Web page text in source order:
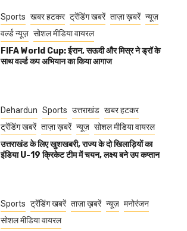
Sports खबर हटकर ट्रेंडिंग खबरें ताज़ा ख़बरें न्यूज़
वर्ल्ड न्यूज़ सोशल मीडिया वायरल
FIFA World Cup: ईरान, सऊदी और मिस्र ने ड्रॉ के
साथ वर्ल्ड कप अभियान का किया आगाज
Dehardun Sports उत्तराखंड खबर हटकर
ट्रेंडिंग खबरें ताज़ा ख़बरें न्यूज़ सोशल मीडिया वायरल
उत्तराखंड के लिए खुशखबरी, राज्य के दो खिलाड़ियों का
इंडिया U-19 क्रिकेट टीम में चयन, लक्ष्य बने उप कप्तान
Sports ट्रेंडिंग खबरें ताज़ा ख़बरें न्यूज़ मनोरंजन
सोशल मीडिया वायरल